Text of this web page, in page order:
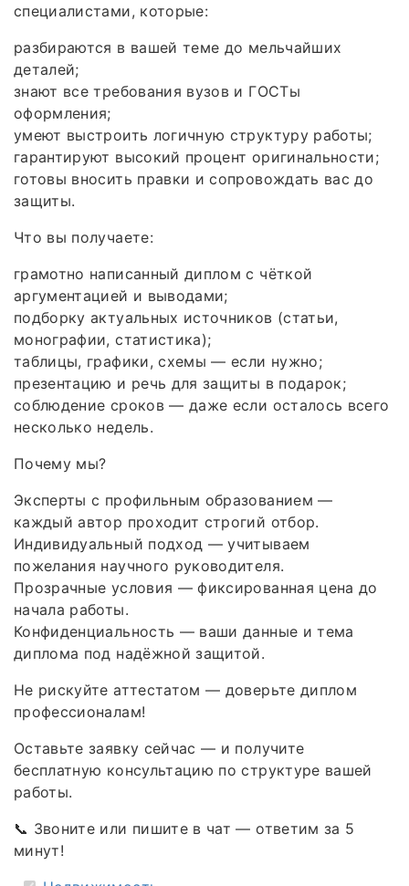
специалистами, которые:
разбираются в вашей теме до мельчайших
деталей;
знают все требования вузов и ГОСТы
оформления;
умеют выстроить логичную структуру работы;
гарантируют высокий процент оригинальности;
готовы вносить правки и сопровождать вас до
защиты.
Что вы получаете:
грамотно написанный диплом с чёткой
аргументацией и выводами;
подборку актуальных источников (статьи,
монографии, статистика);
таблицы, графики, схемы — если нужно;
презентацию и речь для защиты в подарок;
соблюдение сроков — даже если осталось всего
несколько недель.
Почему мы?
Эксперты с профильным образованием —
каждый автор проходит строгий отбор.
Индивидуальный подход — учитываем
пожелания научного руководителя.
Прозрачные условия — фиксированная цена до
начала работы.
Конфиденциальность — ваши данные и тема
диплома под надёжной защитой.
Не рискуйте аттестатом — доверьте диплом
профессионалам!
Оставьте заявку сейчас — и получите
бесплатную консультацию по структуре вашей
работы.
📞 Звоните или пишите в чат — ответим за 5
минут!